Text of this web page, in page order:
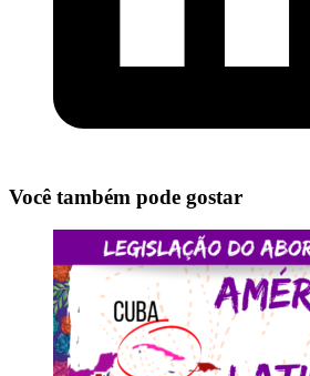
Você também pode gostar